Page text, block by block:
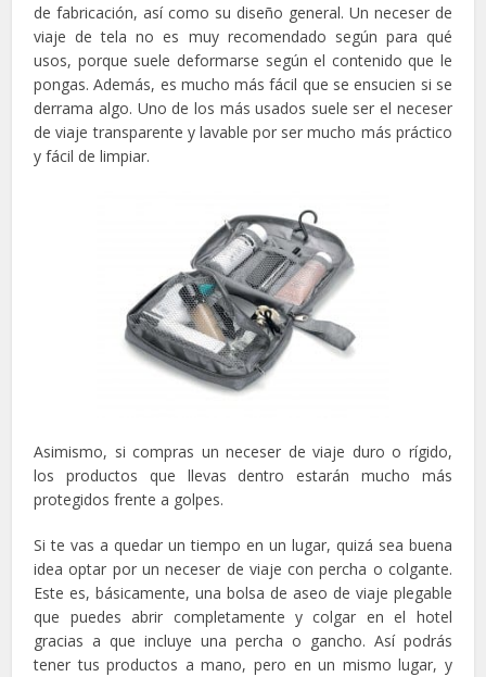
de fabricación, así como su diseño general. Un neceser de
viaje de tela no es muy recomendado según para qué
usos, porque suele deformarse según el contenido que le
pongas. Además, es mucho más fácil que se ensucien si se
derrama algo. Uno de los más usados suele ser el neceser
de viaje transparente y lavable por ser mucho más práctico
y fácil de limpiar.
Asimismo, si compras un neceser de viaje duro o rígido,
los productos que llevas dentro estarán mucho más
protegidos frente a golpes.
Si te vas a quedar un tiempo en un lugar, quizá sea buena
idea optar por un neceser de viaje con percha o colgante.
Este es, básicamente, una bolsa de aseo de viaje plegable
que puedes abrir completamente y colgar en el hotel
gracias a que incluye una percha o gancho. Así podrás
tener tus productos a mano, pero en un mismo lugar, y